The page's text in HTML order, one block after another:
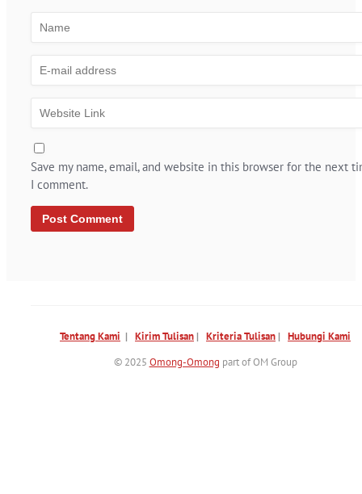
Save my name, email, and website in this browser for the next
I comment.
Tentang Kami | Kirim Tulisan| Kriteria Tulisan| Hubungi Kami
© 2025 Omong-Omong part of OM Group